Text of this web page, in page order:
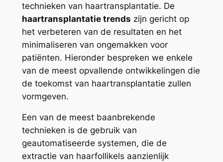
technieken van haartransplantatie. De
haartransplantatie trends zijn gericht op
het verbeteren van de resultaten en het
minimaliseren van ongemakken voor
patiënten. Hieronder bespreken we enkele
van de meest opvallende ontwikkelingen die
de toekomst van haartransplantatie zullen
vormgeven.
Een van de meest baanbrekende
technieken is de gebruik van
geautomatiseerde systemen, die de
extractie van haarfollikels aanzienlijk